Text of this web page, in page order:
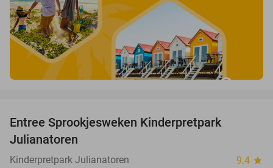
Entree Sprookjesweken Kinderpretpark
Julianatoren
Kinderpretpark Julianatoren 9.4 star